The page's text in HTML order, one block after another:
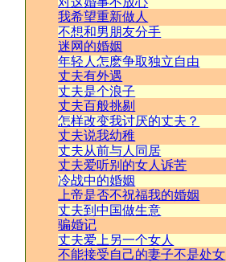
我希望重新做人
不想和男朋友分手
迷网的婚姻
年轻人怎麽争取独立自由
丈夫有外遇
丈夫是个浪子
丈夫百般挑剔
怎样改变我讨厌的丈夫？
丈夫说我幼稚
丈夫从前与人同居
丈夫爱听别的女人诉苦
冷战中的婚姻
上帝是否不祝福我的婚姻
丈夫到中国做生意
骗婚记
丈夫爱上另一个女人
不能接受自己的妻子不是处女